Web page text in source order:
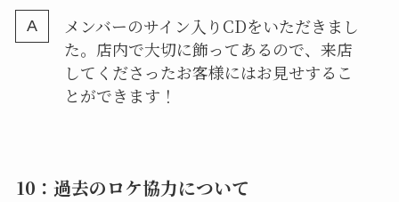
メンバーのサイン入りCDをいただきまし
た。店内で大切に飾ってあるので、来店
してくださったお客様にはお見せするこ
とができます！
10：過去のロケ協力について